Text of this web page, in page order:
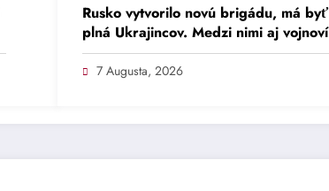
Rusko vytvorilo novú brigádu, má byť
plná Ukrajincov. Medzi nimi aj vojnoví
zajatci – Svet – Správy
7 Augusta, 2026